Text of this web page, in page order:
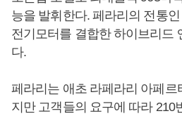
능을 발휘한다. 페라리의 전통
전기모터를 결합한 하이브리드
다.
페라리는 애초 라페라리 아페르
지만 고객들의 요구에 따라 210